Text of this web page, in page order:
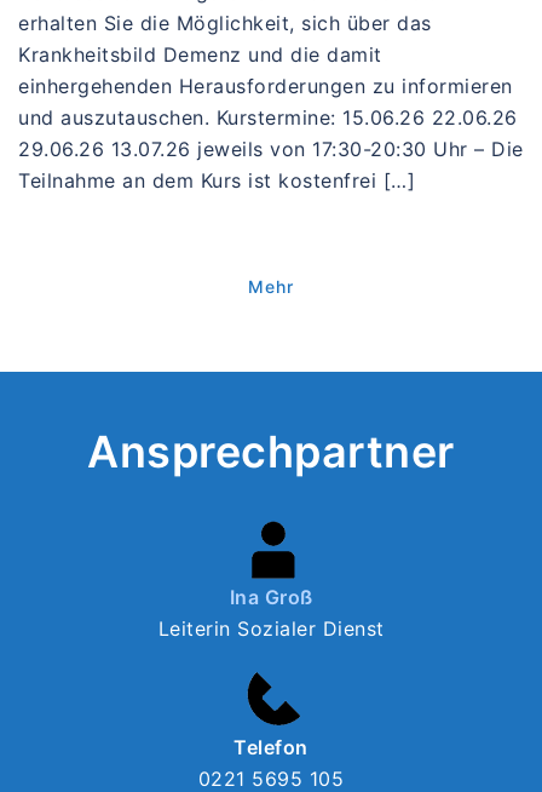
erhalten Sie die Möglichkeit, sich über das
Krankheitsbild Demenz und die damit
einhergehenden Herausforderungen zu informieren
und auszutauschen. Kurstermine: 15.06.26 22.06.26
29.06.26 13.07.26 jeweils von 17:30-20:30 Uhr – Die
Teilnahme an dem Kurs ist kostenfrei […]
Mehr
Ansprechpartner
Ina Groß
Leiterin Sozialer Dienst
Telefon
0221 5695 105